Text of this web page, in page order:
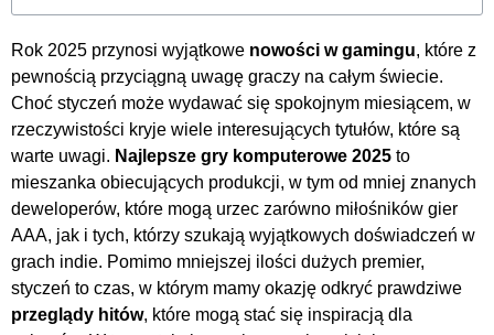
Rok 2025 przynosi wyjątkowe nowości w gamingu, które z
pewnością przyciągną uwagę graczy na całym świecie.
Choć styczeń może wydawać się spokojnym miesiącem, w
rzeczywistości kryje wiele interesujących tytułów, które są
warte uwagi. Najlepsze gry komputerowe 2025 to
mieszanka obiecujących produkcji, w tym od mniej znanych
deweloperów, które mogą urzec zarówno miłośników gier
AAA, jak i tych, którzy szukają wyjątkowych doświadczeń w
grach indie. Pomimo mniejszej ilości dużych premier,
styczeń to czas, w którym mamy okazję odkryć prawdziwe
przeglądy hitów, które mogą stać się inspiracją dla